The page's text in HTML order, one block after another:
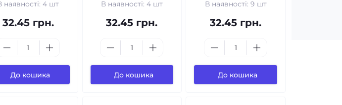
наявності: 4 шт
32.45 грн.
До кошика
В наявності: 4 шт
32.45 грн.
До кошика
В наявності: 9 шт
32.45 грн.
До кошика